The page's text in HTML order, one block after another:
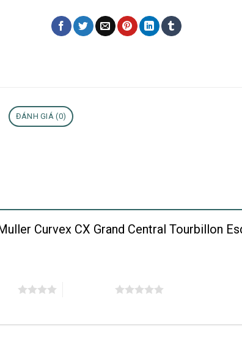
ĐÁNH GIÁ (0)
Curvex CX Grand Central Tourbillon